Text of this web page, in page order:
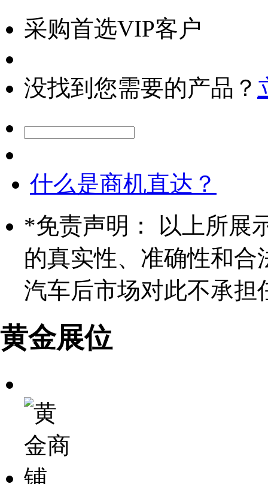
采购首选VIP客户
没找到您需要的产品？
什么是商机直达？
*免责声明： 以上所展
的真实性、准确性和合
汽车后市场对此不承担
黄金展位